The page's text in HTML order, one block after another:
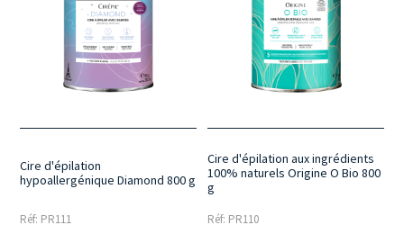
Cire d'épilation
hypoallergénique Diamond 800 g
Réf: PR111
Cire d'épilation aux ingrédients
100% naturels Origine O Bio 800
g
Réf: PR110